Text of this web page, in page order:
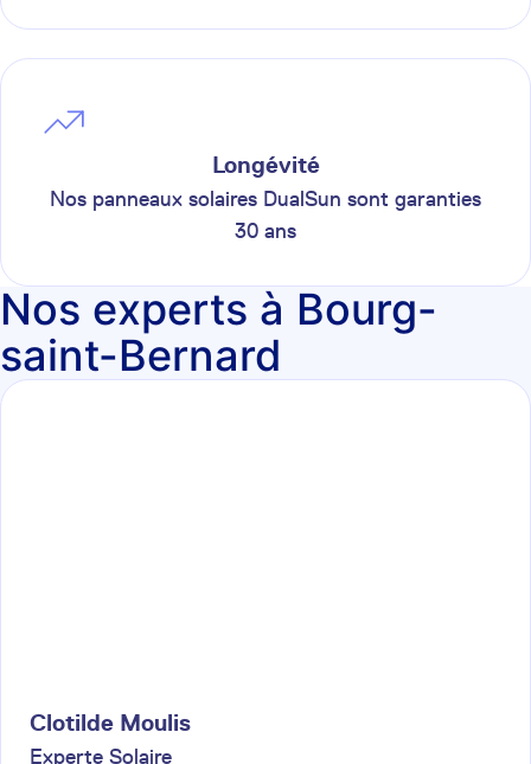
Longévité
Nos panneaux solaires DualSun sont garanties
30 ans
Nos experts à Bourg-
saint-Bernard
Clotilde Moulis
Experte Solaire